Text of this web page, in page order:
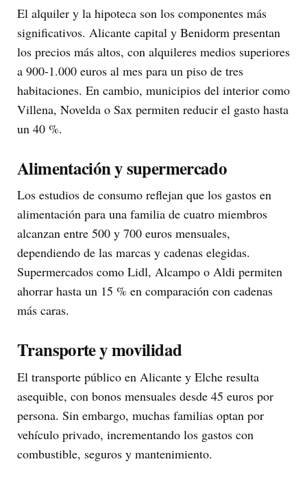
El alquiler y la hipoteca son los componentes más
significativos. Alicante capital y Benidorm presentan
los precios más altos, con alquileres medios superiores
a 900-1.000 euros al mes para un piso de tres
habitaciones. En cambio, municipios del interior como
Villena, Novelda o Sax permiten reducir el gasto hasta
un 40 %.
Alimentación y supermercado
Los estudios de consumo reflejan que los gastos en
alimentación para una familia de cuatro miembros
alcanzan entre 500 y 700 euros mensuales,
dependiendo de las marcas y cadenas elegidas.
Supermercados como Lidl, Alcampo o Aldi permiten
ahorrar hasta un 15 % en comparación con cadenas
más caras.
Transporte y movilidad
El transporte público en Alicante y Elche resulta
asequible, con bonos mensuales desde 45 euros por
persona. Sin embargo, muchas familias optan por
vehículo privado, incrementando los gastos con
combustible, seguros y mantenimiento.